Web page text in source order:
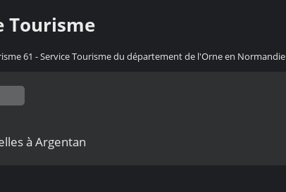
Tourisme
61 - Service Tourisme du département de l'Orne en Normandie
à Argentan